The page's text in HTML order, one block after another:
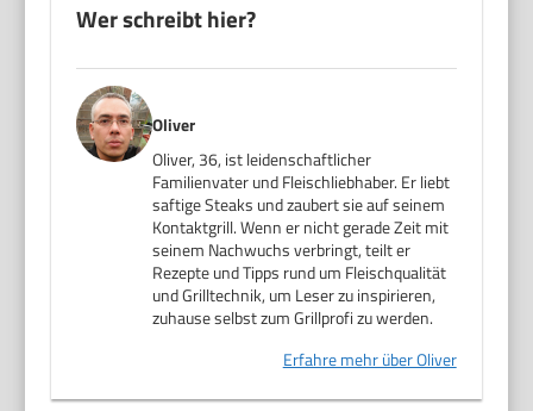
Wer schreibt hier?
Oliver
Oliver, 36, ist leidenschaftlicher
Familienvater und Fleischliebhaber. Er liebt
saftige Steaks und zaubert sie auf seinem
Kontaktgrill. Wenn er nicht gerade Zeit mit
seinem Nachwuchs verbringt, teilt er
Rezepte und Tipps rund um Fleischqualität
und Grilltechnik, um Leser zu inspirieren,
zuhause selbst zum Grillprofi zu werden.
Erfahre mehr über Oliver